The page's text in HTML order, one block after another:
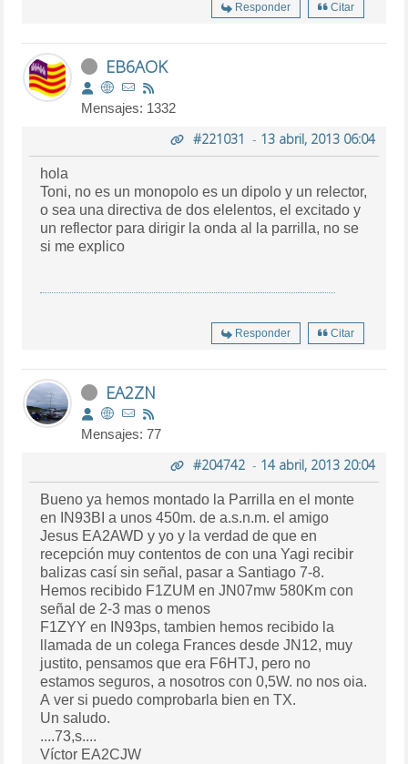
Responder Citar
EB6AOK
Mensajes: 1332
#221031 - 13 abril, 2013 06:04
hola
Toni, no es un monopolo es un dipolo y un relector,
o sea una directiva de dos elelentos, el excitado y
un reflector para dirigir la onda al la parrilla, no se
si me explico
Responder Citar
EA2ZN
Mensajes: 77
#204742- 14 abril, 2013 20:04
Bueno ya hemos montado la Parrilla en el monte
en IN93BI a unos 450m. de a.s.n.m. el amigo
Jesus EA2AWD y yo y la verdad de que en
recepción muy contentos de con una Yagi recibir
balizas casí sin señal, pasar a Santiago 7-8.
Hemos recibido F1ZUM en JN07mw 580Km con
señal de 2-3 mas o menos
F1ZYY en IN93ps, tambien hemos recibido la
llamada de un colega Frances desde JN12, muy
justito, pensamos que era F6HTJ, pero no
estamos seguros, a nosotros con 0,5W. no nos oia.
A ver si puedo comprobarla bien en TX.
Un saludo.
....73,s....
Víctor EA2CJW